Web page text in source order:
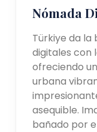
Nómada
Türkiye da la
digitales con
ofreciendo
urbana
asequible.
bañado por